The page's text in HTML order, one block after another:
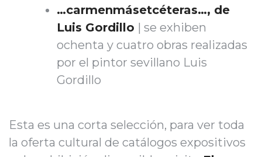
…carmenmásetcéteras…, de
Luis Gordillo | se exhiben
ochenta y cuatro obras realizadas
por el pintor sevillano Luis
Gordillo
Esta es una corta selección, para ver toda
la oferta cultural de catálogos expositivos